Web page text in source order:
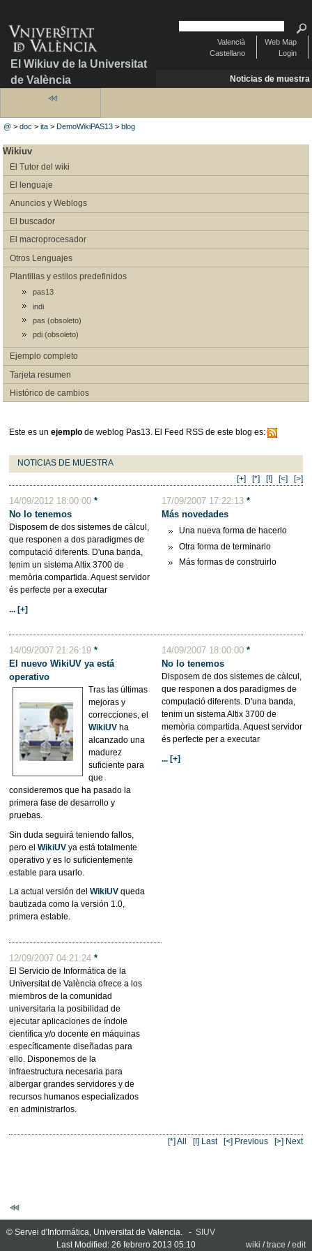
El Wikiuv de la Universitat
de València
Web Map
Login
Valencià
Castellano
Noticias de muestra
@ >doc >ita >DemoWikiPAS13 >blog
Wikiuv
El Tutor del wiki
El lenguaje
Anuncios y Weblogs
El buscador
El macroprocesador
Otros Lenguajes
Plantillas y estilos predefinidos
pas13
indi
pas (obsoleto)
pdi (obsoleto)
Ejemplo completo
Tarjeta resumen
Histórico de cambios
Este es un ejemplode weblog Pas13. El Feed RSS de este blog es:
NOTICIAS DE MUESTRA
[+]
[*] [!] [<] [>]
14/09/2012 18:00:00 *
No lo tenemos
Disposem de dos sistemes de càlcul,
que responen a dos paradigmes de
computació diferents. D'una banda,
tenim un sistema Altix 3700 de
memòria compartida. Aquest servidor
és perfecte per a executar
... [+]
17/09/2007 17:22:13*
Más novedades
Una nueva forma de hacerlo
Otra forma de terminarlo
Más formas de construirlo
14/09/2007 21:26:19 *
El nuevo WikiUV ya está
operativo
Tras las últimas
mejoras y
correcciones, el
WikiUVha
alcanzado una
madurez
suficiente para
que
consideremos que ha pasado la
primera fase de desarrollo y
pruebas.
Sin duda seguirá teniendo fallos,
pero el WikiUVya está totalmente
operativo y es lo suficientemente
estable para usarlo.
La actual versión del WikiUVqueda
bautizada como la versión 1.0,
primera estable.
14/09/2007 18:00:00*
No lo tenemos
Disposem de dos sistemes de càlcul,
que responen a dos paradigmes de
computació diferents. D'una banda,
tenim un sistema Altix 3700 de
memòria compartida. Aquest servidor
és perfecte per a executar
... [+]
12/09/2007 04:21:24 *
El Servicio de Informática de la
Universitat de València ofrece a los
miembros de la comunidad
universitaria la posibilidad de
ejecutar aplicaciones de índole
científica y/o docente en máquinas
específicamente diseñadas para
ello. Disponemos de la
infraestructura necesaria para
albergar grandes servidores y de
recursos humanos especializados
en administrarlos.
[*] All [!] Last [<] Previous [>] Next
© Servei d'Informática, Universitat de Valencia. - SIUV
Last Modified: 26 febrero 2013 05:10
wiki /trace /edit